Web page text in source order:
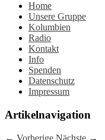
Home
Unsere Gruppe
Kolumbien
Radio
Kontakt
Info
Spenden
Datenschutz
Impressum
Artikelnavigation
← Vorherige Nächste →